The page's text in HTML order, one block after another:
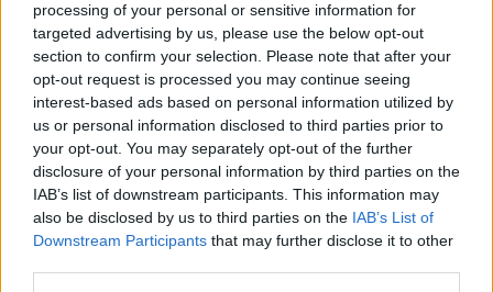
processing of your personal or sensitive information for
targeted advertising by us, please use the below opt-out
section to confirm your selection. Please note that after your
opt-out request is processed you may continue seeing
interest-based ads based on personal information utilized by
us or personal information disclosed to third parties prior to
your opt-out. You may separately opt-out of the further
disclosure of your personal information by third parties on the
IAB’s list of downstream participants. This information may
also be disclosed by us to third parties on the IAB’s List of
Downstream Participants that may further disclose it to other
"Sokat vagyok egyedül. Keveset alszom. Egyedül. Akkor
sem túl mélyen. Sokszor álmodom. Ezeket a képeket,
hangokat, érzéseket gyűjtöttem egybe, egy fészekbe. A
megálmodott szerepekhez, hozzá illő karakterű
táncosnőket kerestem, velük közösen keltjük most életre
az álmokat. "
/Hód Adrienn/
OFF Társulat :Nők a szegedi Korzón